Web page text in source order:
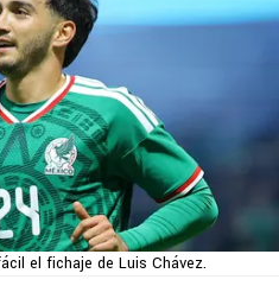
el fichaje de Luis Chávez.